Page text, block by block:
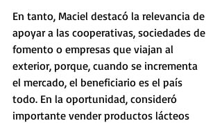
En tanto, Maciel destacó la relevancia de
apoyar a las cooperativas, sociedades de
fomento o empresas que viajan al
exterior, porque, cuando se incrementa
el mercado, el beneficiario es el país
todo. En la oportunidad, consideró
importante vender productos lácteos